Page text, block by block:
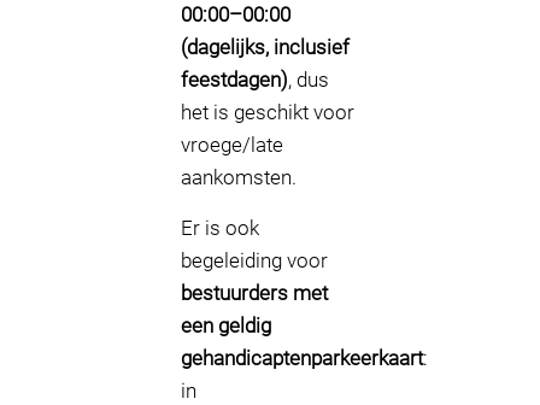
00:00–00:00
(dagelijks, inclusief
feestdagen), dus
het is geschikt voor
vroege/late
aankomsten.
Er is ook
begeleiding voor
bestuurders met
een geldig
gehandicaptenparkeerkaart:
in